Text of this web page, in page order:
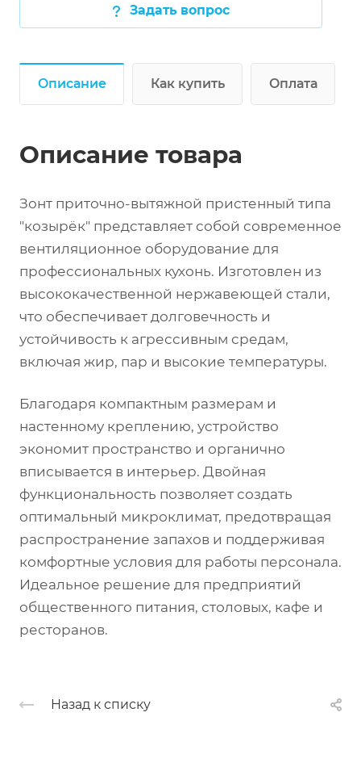
Задать вопрос
Описание Как купить Оплата
Описание товара
Зонт приточно-вытяжной пристенный типа
"козырёк" представляет собой современное
вентиляционное оборудование для
профессиональных кухонь. Изготовлен из
высококачественной нержавеющей стали,
что обеспечивает долговечность и
устойчивость к агрессивным средам,
включая жир, пар и высокие температуры.
Благодаря компактным размерам и
настенному креплению, устройство
экономит пространство и органично
вписывается в интерьер. Двойная
функциональность позволяет создать
оптимальный микроклимат, предотвращая
распространение запахов и поддерживая
комфортные условия для работы персонала.
Идеальное решение для предприятий
общественного питания, столовых, кафе и
ресторанов.
Назад к списку